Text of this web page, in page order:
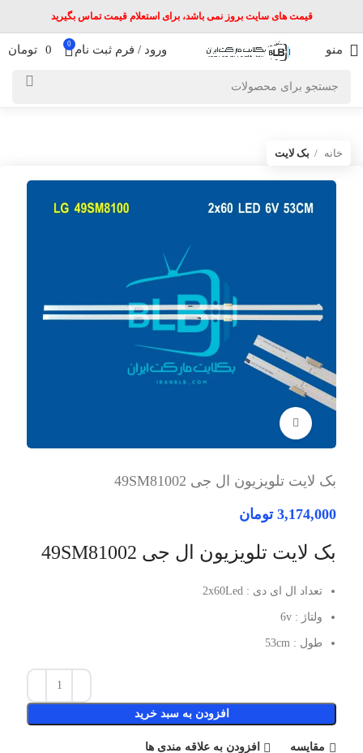
قیمت های سایت بروز نمی باشد، برای استعلام قیمت تماس بگیرید
منو ورود / فرم ثبت نام 0
0 تومان
خانه بک لایت
بک لایت تلویزیون ال جی 49SM81002
3,174,000 تومان
بک لایت تلویزیون ال جی 49SM81002
تعداد ال ای دی : 2x60Led
ولتاژ : 6v
طول : 53cm
افزودن به سبد خرید
مقایسه افزودن به علاقه مندی ها